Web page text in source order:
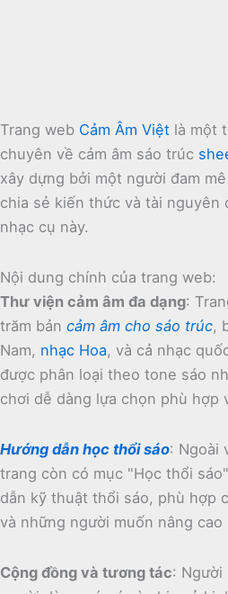
Trang web Cảm Âm Việt là một
chuyên về cảm âm sáo trúc
xây dựng bởi một người đam
chia sẻ kiến thức và tài nguyên
nhạc cụ này.
Nội dung chính của trang web:
Thư viện cảm âm đa dạng:
trăm bản cảm âm cho sáo trúc,
Nam, nhạc Hoa, và cả nhạc
được phân loại theo tone sáo
chơi dễ dàng lựa chọn phù hợp
Hướng dẫn học thổi sáo: Ngoài
trang còn có mục "Học thổi
dẫn kỹ thuật thổi sáo, phù hợp
và những người muốn nâng cao
Cộng đồng và tương tác: Người